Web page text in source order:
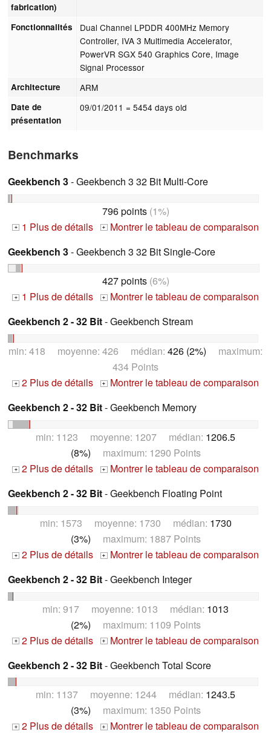
fabrication)
Fonctionnalités
Dual Channel LPDDR 400MHz Memory
Controller, IVA 3 Multimedia Accelerator,
PowerVR SGX 540 Graphics Core, Image
Signal Processor
Architecture ARM
Date de
présentation
09/01/2011 = 5454 days old
Benchmarks
Geekbench 3- Geekbench 3 32 Bit Multi-Core
796 points(1%)
+ 1 Plus de détails + Montrer le tableau de comparaison
Geekbench 3- Geekbench 3 32 Bit Single-Core
427 points(6%)
+ 1 Plus de détails + Montrer le tableau de comparaison
Geekbench 2 - 32 Bit- Geekbench Stream
min: 418 moyenne: 426 médian: 426 (2%) maximum:
434 Points
+ 2 Plus de détails + Montrer le tableau de comparaison
Geekbench 2 - 32 Bit- Geekbench Memory
min: 1123 moyenne: 1207 médian: 1206.5
(8%) maximum: 1290 Points
+ 2 Plus de détails + Montrer le tableau de comparaison
Geekbench 2 - 32 Bit- Geekbench Floating Point
min: 1573 moyenne: 1730 médian: 1730
(3%) maximum: 1887 Points
+ 2 Plus de détails + Montrer le tableau de comparaison
Geekbench 2 - 32 Bit- Geekbench Integer
min: 917 moyenne: 1013 médian: 1013
(2%) maximum: 1109 Points
+ 2 Plus de détails + Montrer le tableau de comparaison
Geekbench 2 - 32 Bit- Geekbench Total Score
min: 1137 moyenne: 1244 médian: 1243.5
(3%) maximum: 1350 Points
+ 2 Plus de détails + Montrer le tableau de comparaison